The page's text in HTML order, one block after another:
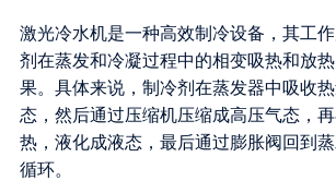
激光冷水机是一种高效制冷设备，其工
剂在蒸发和冷凝过程中的相变吸热和放
果。具体来说，制冷剂在蒸发器中吸收
态，然后通过压缩机压缩成高压气态，
热，液化成液态，最后通过膨胀阀回到
循环。